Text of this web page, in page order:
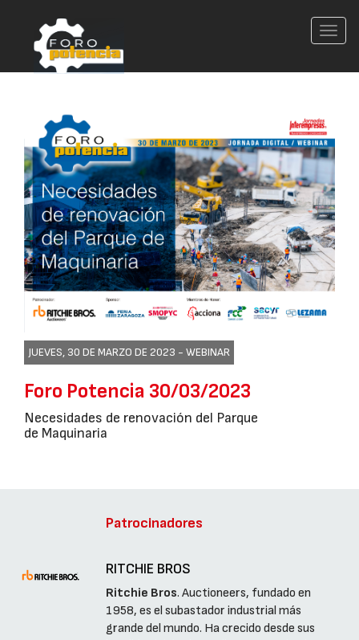
JUEVES, 30 DE MARZO DE 2023 - WEBINAR
Foro Potencia 30/03/2023
Necesidades de renovación del Parque
de Maquinaria
Patrocinadores
RITCHIE BROS
Ritchie Bros. Auctioneers, fundado en
1958, es el subastador industrial más
grande del mundo. Ha crecido desde sus